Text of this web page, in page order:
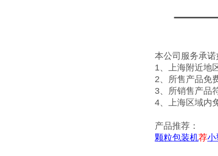
本公司服务承
1、上海附近地
2、所售产品免
3、所销售产品
4、上海区域内
产品推荐：
颗粒包装机荐小